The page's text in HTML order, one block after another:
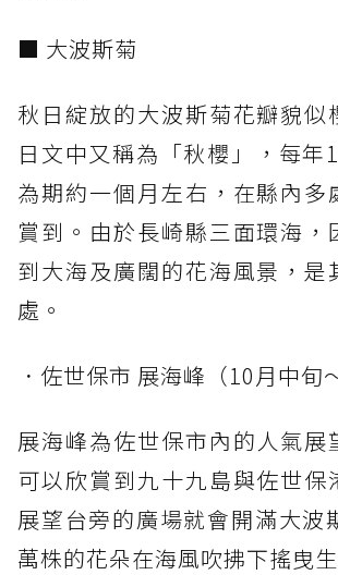
■ 大波斯菊
秋日綻放的大波斯菊花瓣貌似
日文中又稱為「秋櫻」，每年
為期約一個月左右，在縣內多
賞到。由於長崎縣三面環海，
到大海及廣闊的花海風景，是
處。
．佐世保市 展海峰（10月中旬
展海峰為佐世保市內的人氣展
可以欣賞到九十九島與佐世保
展望台旁的廣場就會開滿大波
萬株的花朵在海風吹拂下搖曳生